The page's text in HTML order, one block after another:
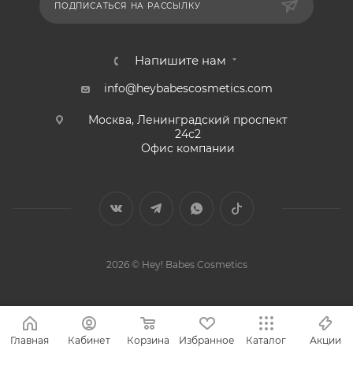
ПОДПИСАТЬСЯ НА РАССЫЛКУ
Напишите нам
info@heybabescosmetics.com
Москва, Ленинградский проспект
24с2
Офис компании
2026 © Hey! Babes Cosmetics
Главная Кабинет Корзина Избранное Каталог Акции